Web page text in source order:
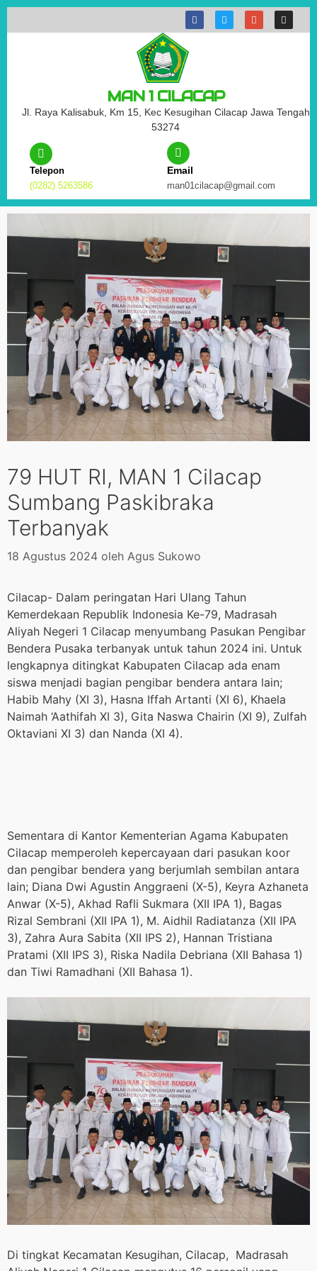
MAN 1 CILACAP
Jl. Raya Kalisabuk, Km 15, Kec Kesugihan Cilacap Jawa Tengah
53274
Telepon
(0282) 5263586
Email
man01cilacap@gmail.com
79 HUT RI, MAN 1 Cilacap
Sumbang Paskibraka
Terbanyak
18 Agustus 2024 oleh Agus Sukowo
Cilacap- Dalam peringatan Hari Ulang Tahun
Kemerdekaan Republik Indonesia Ke-79, Madrasah
Aliyah Negeri 1 Cilacap menyumbang Pasukan Pengibar
Bendera Pusaka terbanyak untuk tahun 2024 ini. Untuk
lengkapnya ditingkat Kabupaten Cilacap ada enam
siswa menjadi bagian pengibar bendera antara lain;
Habib Mahy (XI 3), Hasna Iffah Artanti (XI 6), Khaela
Naimah ‘Aathifah XI 3), Gita Naswa Chairin (XI 9), Zulfah
Oktaviani XI 3) dan Nanda (XI 4).
Sementara di Kantor Kementerian Agama Kabupaten
Cilacap memperoleh kepercayaan dari pasukan koor
dan pengibar bendera yang berjumlah sembilan antara
lain; Diana Dwi Agustin Anggraeni (X-5), Keyra Azhaneta
Anwar (X-5), Akhad Rafli Sukmara (XII IPA 1), Bagas
Rizal Sembrani (XII IPA 1), M. Aidhil Radiatanza (XII IPA
3), Zahra Aura Sabita (XII IPS 2), Hannan Tristiana
Pratami (XII IPS 3), Riska Nadila Debriana (XII Bahasa 1)
dan Tiwi Ramadhani (XII Bahasa 1).
Di tingkat Kecamatan Kesugihan, Cilacap, Madrasah